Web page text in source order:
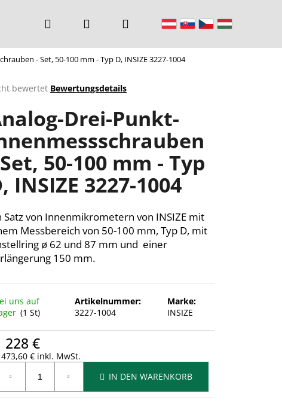
Suchen Warenkorb
- Set, 50-100 mm - Typ D, INSIZE 3227-1004
bewertet Bewertungsdetails
Drei-Punkt-
50-100 mm - Typ
INSIZE 3227-1004
Satz von Innenmikrometern von INSIZE mit
Messbereich von 50-100 mm, Typ D, mit
ø 62 und 87 mm und einer
150 mm.
uns auf
(1 St)
Artikelnummer:
3227-1004
Marke:
INSIZE
228 €
473,60 € inkl. MwSt.
IN DEN WARENKORB